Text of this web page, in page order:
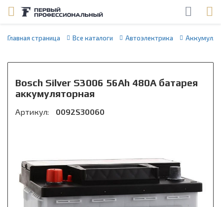
Главная страница Все каталоги Автоэлектрика
Bosch Silver S3006 56Ah 480A батарея
аккумуляторная
Артикул: 0092S30060